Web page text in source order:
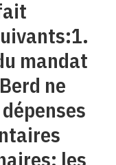
mandat
ne
les